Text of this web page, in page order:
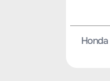
Honda